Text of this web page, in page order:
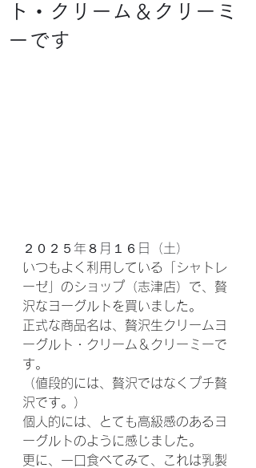
ト・クリーム＆クリーミ
ーです
２０２５年８月１６日（土）
いつもよく利用している「シャトレ
ーゼ」のショップ（志津店）で、贅
沢なヨーグルトを買いました。
正式な商品名は、 贅沢生クリームヨ
ーグルト・クリーム＆クリーミーで
す。
（値段的には、贅沢ではなくプチ贅
沢です。）
個人的には、とても高級感のあるヨ
ーグルトのように感じました。
更に、一口食べてみて、これは乳製